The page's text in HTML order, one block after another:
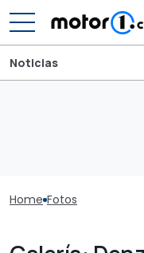
Noticias
Home Fotos